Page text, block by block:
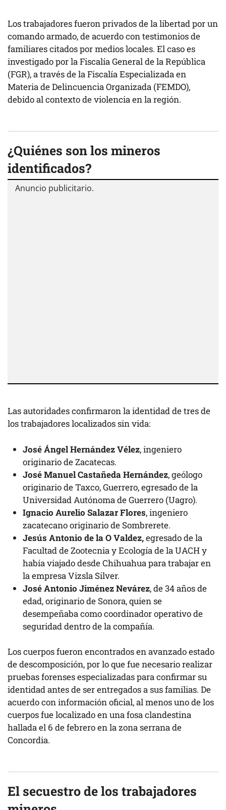
Los trabajadores fueron privados de la libertad por un
comando armado, de acuerdo con testimonios de
familiares citados por medios locales. El caso es
investigado por la Fiscalía General de la República
(FGR), a través de la Fiscalía Especializada en
Materia de Delincuencia Organizada (FEMDO),
debido al contexto de violencia en la región.
¿Quiénes son los mineros
identificados?
Las autoridades confirmaron la identidad de tres de
los trabajadores localizados sin vida:
José Ángel Hernández Vélez, ingeniero
originario de Zacatecas.
José Manuel Castañeda Hernández, geólogo
originario de Taxco, Guerrero, egresado de la
Universidad Autónoma de Guerrero (Uagro).
Ignacio Aurelio Salazar Flores, ingeniero
zacatecano originario de Sombrerete.
Jesús Antonio de la O Valdez,egresado de la
Facultad de Zootecnia y Ecología de la UACH y
había viajado desde Chihuahua para trabajar en
la empresa Vizsla Silver.
José Antonio Jiménez Nevárez, de 34 años de
edad, originario de Sonora, quien se
desempeñaba como coordinador operativo de
seguridad dentro de la compañía.
Los cuerpos fueron encontrados en avanzado estado
de descomposición, por lo que fue necesario realizar
pruebas forenses especializadas para confirmar su
identidad antes de ser entregados a sus familias. De
acuerdo con información oficial, al menos uno de los
cuerpos fue localizado en una fosa clandestina
hallada el 6 de febrero en la zona serrana de
Concordia.
El secuestro de los trabajadores